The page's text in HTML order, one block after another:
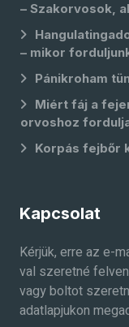
– Szakorvosok,
– mikor
Pánikroham
Miért fáj a
orvoshoz
Korpás fejbőr
Kapcsolat
Kérjük, erre az e-
val szeretné
vagy boltot
adatlapjukon